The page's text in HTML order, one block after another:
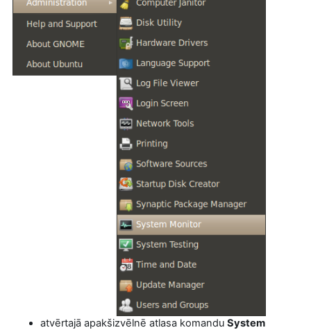
atvērtajā apakšizvēlnē atlasa komandu System